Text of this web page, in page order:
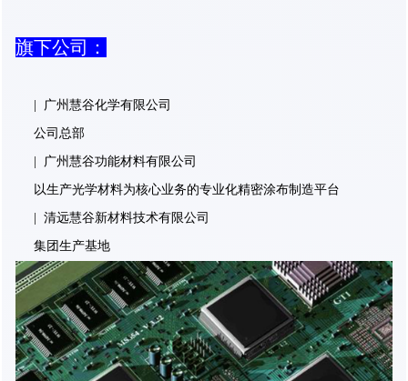
旗下公司：
| 广州慧谷化学有限公司
公司总部
| 广州慧谷功能材料有限公司
以生产光学材料为核心业务的专业化精密涂布制造平台
| 清远慧谷新材料技术有限公司
集团生产基地